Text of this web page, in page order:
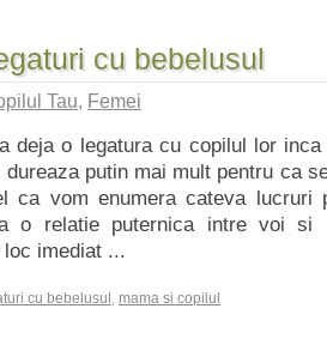
cu bebelusul
Tau, Femei
deja o legatura cu copilul lor
putin mai mult pentru ca
ca vom enumera cateva lucruri
o relatie puternica intre voi si
imediat ...
cu bebelusul , mama si copilul